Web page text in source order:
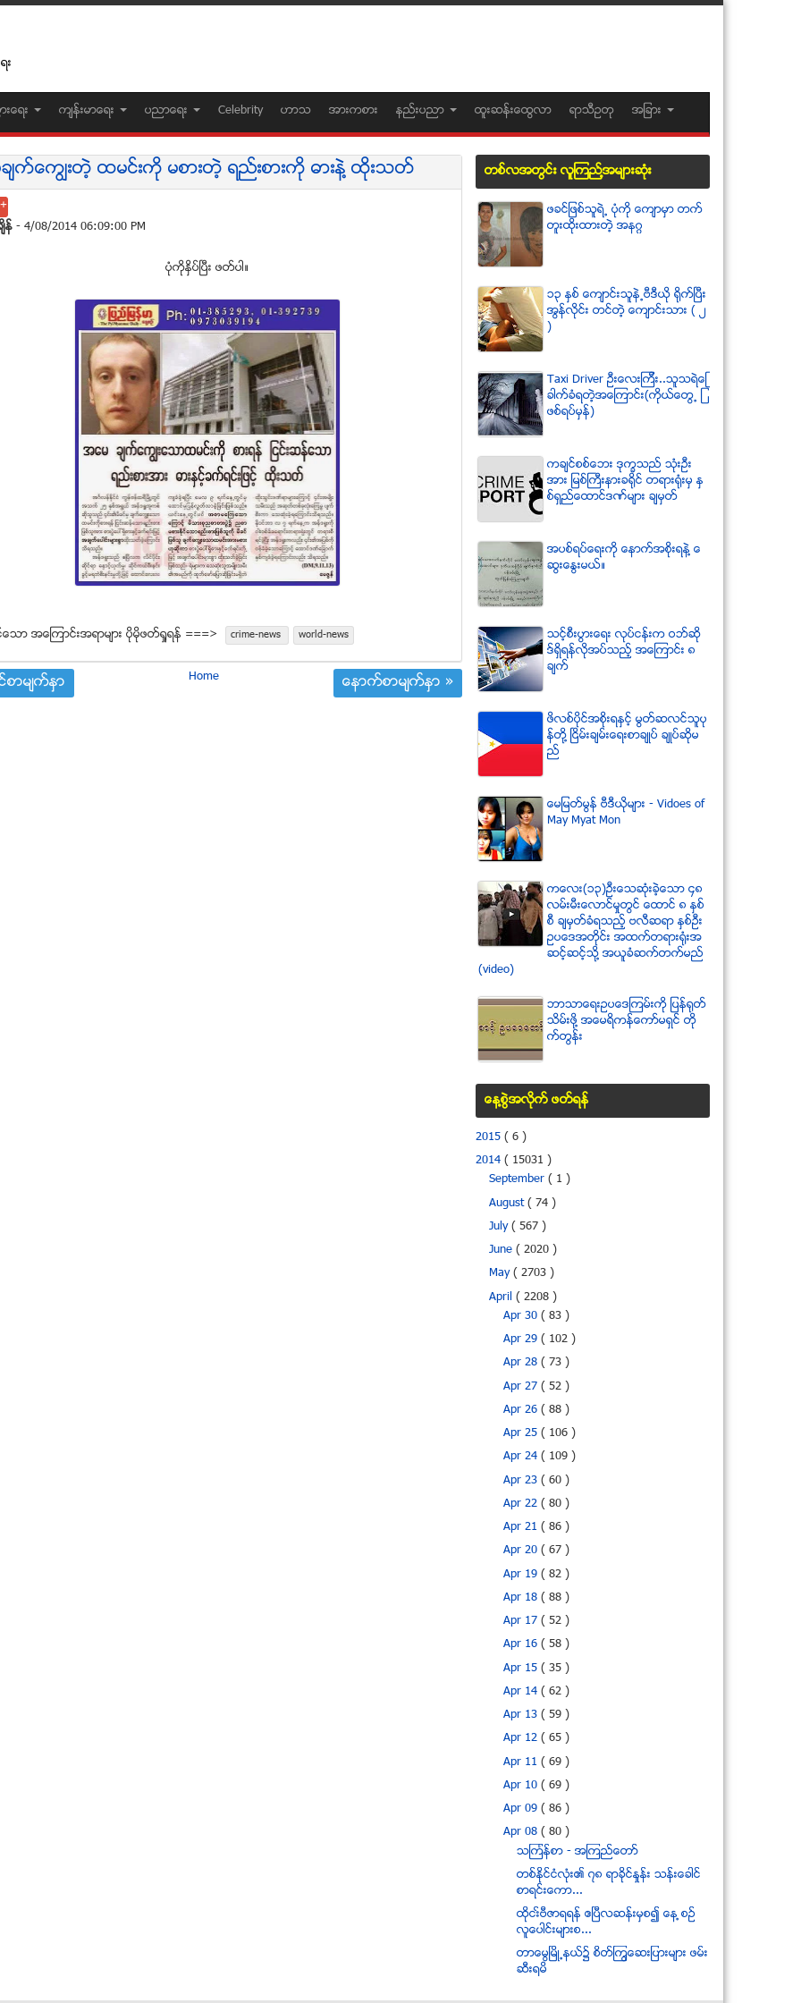
း
ားေရး က်န္းမာေရး ပညာေရး Celebrity ဟာသ အားကစား နည္းပညာ ထူးဆန္းေထြလာ ရာသီဥတု အျခား
က္ေကၽြးတဲ့ ထမင္းကို မစားတဲ့ ရည္းစားကို ဓားနဲ႔ ထိုးသတ္
န္- 4/08/2014 06:09:00 PM
ပုံကုိႏွိပ္ၿပီး ဖတ္ပါ။
ာ အေၾကာင္းအရာမ်ား ပုိမုိဖတ္ရႈရန္ ===> crime-news world-news
စာမ်က္ႏွာ Home ေနာက္စာမ်က္ႏွာ »
တစ္လအတြင္း လူၾကည္႔အမ်ားဆံုး
ဖခင္ျဖစ္သူရဲ႕ ပံုကို ေက်ာမွာ တက္
တူးထိုးထားတဲ့ အနဂၢ
၁၃ ႏွစ္ ေက်ာင္းသူနဲ႕ဗီဒီယို ရိုက္ျပီး
အြန္လိုင္း တင္တဲ့ ေက်ာင္းသား ( ၂
)
Taxi Driver ဦးေလးၾကီး..သူသရဲေျ
ခာက္ခံရတဲ့အေၾကာင္း(ကိုယ္ေတြ႕ ျ
ဖစ္ရပ္မွန္)
ကခ်င္စစ္ေဘး ဒုကၡသည္ သံုးဦး
အား ျမစ္ႀကီးနားခရိုင္ တရားရံုးမွ ႏွ
စ္ရွည္ေထာင္ဒဏ္မ်ား ခ်မွတ္
အပစ္ရပ္ေရးကို ေနာက္အစိုးရနဲ႔ ေ
ဆြးေႏြးမယ္။
သင့္စီးပြားေရး လုပ္ငန္းက ဝဘ္ဆို
ဒ္ရွိရန္လိုအပ္သည့္ အေၾကာင္း ၈
ခ်က္
ဖိလစ္ပိုင္အစိုးရႏွင့္ မြတ္ဆလင္သူပု
န္တို႔ ၿငိမ္းခ်မ္းေရးစာခ်ဳပ္ ခ်ဳပ္ဆိုမ
ည္
ေမျမတ္မြန္ ဗီဒီယုိမ်ား - Vidoes of
May Myat Mon
ကေလး(၁၃)ဦးေသဆံုးခဲ့ေသာ ၄၈
လမ္းမီးေလာင္မႈတြင္ ေထာင္ ၈ ႏွစ္
စီ ခ်မွတ္ခံရသည့္ ဗလီဆရာ ႏွစ္ဦး
ဥပေဒအတိုင္း အထက္တရားရံုးအ
ဆင့္ဆင့္သို႔ အယူခံဆက္တက္မည္
(video)
ဘာသာေရးဥပေဒၾကမ္းကို ျပန္ရုတ္
သိမ္းဖို႔ အေမရိကန္ေကာ္မရွင္ တို
က္တြန္း
ေန႔စြဲအလိုက္ ဖတ္ရန္
2015 ( 6 )
2014 ( 15031 )
September( 1 )
August( 74 )
July( 567 )
June( 2020 )
May( 2703 )
April( 2208 )
Apr 30 ( 83 )
Apr 29 ( 102 )
Apr 28 ( 73 )
Apr 27 ( 52 )
Apr 26 ( 88 )
Apr 25 ( 106 )
Apr 24 ( 109 )
Apr 23 ( 60 )
Apr 22 ( 80 )
Apr 21 ( 86 )
Apr 20 ( 67 )
Apr 19 ( 82 )
Apr 18 ( 88 )
Apr 17 ( 52 )
Apr 16 ( 58 )
Apr 15 ( 35 )
Apr 14 ( 62 )
Apr 13 ( 59 )
Apr 12 ( 65 )
Apr 11 ( 69 )
Apr 10 ( 69 )
Apr 09 ( 86 )
Apr 08 ( 80 )
သၾကၤန္စာ - အၾကည္ေတာ္
တစ္ႏုိင္ငံလုံး၏ ၇၈ ရာခုိင္ႏႈန္း သန္းေခါင္
စာရင္းေကာ...
ထိုငး္ဗီဇာရရန္ ဧျပီလဆန္းမွစ၍ ေန ့စဥ္
လူေပါင္းမ်ားစ...
တာေမြၿမိဳ႕နယ္၌ စိတ္ၾကြေဆးျပားမ်ား ဖမ္း
ဆီးရမိ